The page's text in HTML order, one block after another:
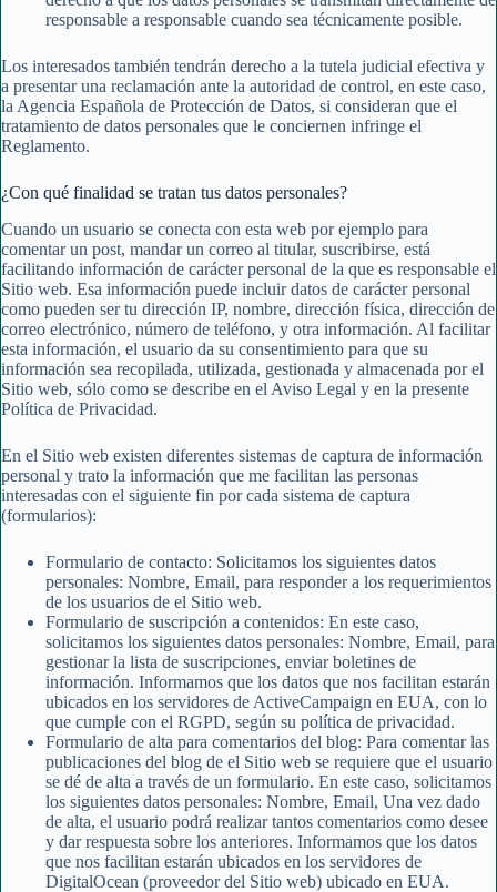
responsable a responsable cuando sea técnicamente posible.
Los interesados también tendrán derecho a la tutela judicial efectiva y
a presentar una reclamación ante la autoridad de control, en este caso,
la Agencia Española de Protección de Datos, si consideran que el
tratamiento de datos personales que le conciernen infringe el
Reglamento.
¿Con qué finalidad se tratan tus datos personales?
Cuando un usuario se conecta con esta web por ejemplo para
comentar un post, mandar un correo al titular, suscribirse, está
facilitando información de carácter personal de la que es responsable el
Sitio web. Esa información puede incluir datos de carácter personal
como pueden ser tu dirección IP, nombre, dirección física, dirección de
correo electrónico, número de teléfono, y otra información. Al facilitar
esta información, el usuario da su consentimiento para que su
información sea recopilada, utilizada, gestionada y almacenada por el
Sitio web, sólo como se describe en el Aviso Legal y en la presente
Política de Privacidad.
En el Sitio web existen diferentes sistemas de captura de información
personal y trato la información que me facilitan las personas
interesadas con el siguiente fin por cada sistema de captura
(formularios):
Formulario de contacto: Solicitamos los siguientes datos
personales: Nombre, Email, para responder a los requerimientos
de los usuarios de el Sitio web.
Formulario de suscripción a contenidos: En este caso,
solicitamos los siguientes datos personales: Nombre, Email, para
gestionar la lista de suscripciones, enviar boletines de
información. Informamos que los datos que nos facilitan estarán
ubicados en los servidores de ActiveCampaign en EUA, con lo
que cumple con el RGPD, según su política de privacidad.
Formulario de alta para comentarios del blog: Para comentar las
publicaciones del blog de el Sitio web se requiere que el usuario
se dé de alta a través de un formulario. En este caso, solicitamos
los siguientes datos personales: Nombre, Email, Una vez dado
de alta, el usuario podrá realizar tantos comentarios como desee
y dar respuesta sobre los anteriores. Informamos que los datos
que nos facilitan estarán ubicados en los servidores de
DigitalOcean (proveedor del Sitio web) ubicado en EUA.